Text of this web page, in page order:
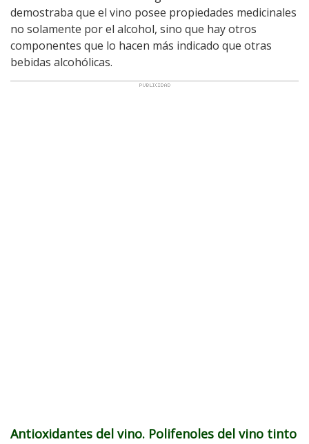
demostraba que el vino posee propiedades medicinales
no solamente por el alcohol, sino que hay otros
componentes que lo hacen más indicado que otras
bebidas alcohólicas.
Antioxidantes del vino. Polifenoles del vino tinto